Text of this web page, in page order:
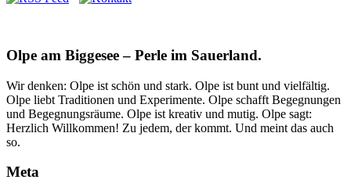
Olpe am Biggesee – Perle im Sauerland.
Wir denken: Olpe ist schön und stark. Olpe ist bunt und vielfältig.
Olpe liebt Traditionen und Experimente. Olpe schafft Begegnungen
und Begegnungsräume. Olpe ist kreativ und mutig. Olpe sagt:
Herzlich Willkommen! Zu jedem, der kommt. Und meint das auch
so.
Meta